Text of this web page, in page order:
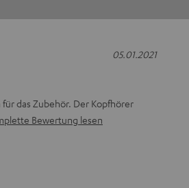
das Zubehör. Der Kopfhörer
Bewertung lesen
05.01.2021